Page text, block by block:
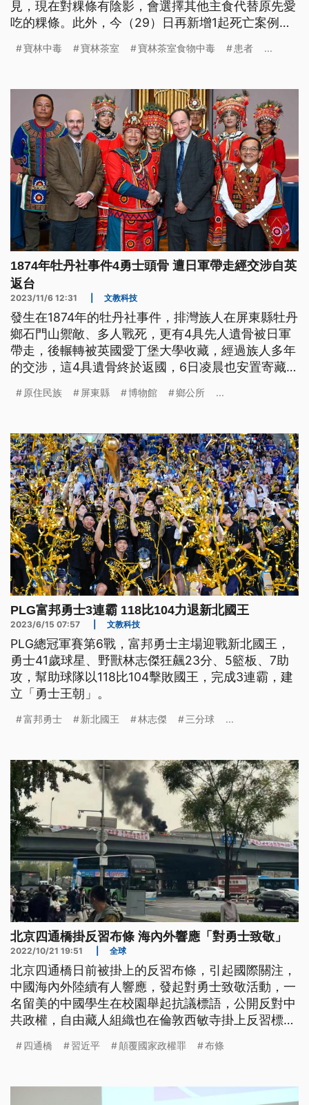
見，現在對粿條有陰影，會選擇其他主食代替原先愛
吃的粿條。此外，今（29）日再新增1起死亡案例，
寶林中毒 寶林茶室 寶林茶室食物中毒 患者 ...
1874年牡丹社事件4勇士頭骨 遭日軍帶走經交涉自英
返台
2023/11/6 12:31 文教科技
發生在1874年的牡丹社事件，排灣族人在屏東縣牡丹
鄉石門山禦敵、多人戰死，更有4具先人遺骨被日軍
帶走，後輾轉被英國愛丁堡大學收藏，經過族人多年
的交涉，這4具遺骨終於返國，6日凌晨也安置寄藏在
上國際返還祖先遺骨的首例。
原住民族 屏東縣 博物館 鄉公所 ...
PLG富邦勇士3連霸 118比104力退新北國王
2023/6/15 07:57 文教科技
PLG總冠軍賽第6戰，富邦勇士主場迎戰新北國王，
勇士41歲球星、野獸林志傑狂飆23分、5籃板、7助
攻，幫助球隊以118比104擊敗國王，完成3連霸，建
立「勇士王朝」。
富邦勇士 新北國王 林志傑 三分球 ...
北京四通橋掛反習布條 海內外響應「對勇士致敬」
2022/10/21 19:51 全球
北京四通橋日前被掛上的反習布條，引起國際關注，
中國海內外陸續有人響應，發起對勇士致敬活動，一
名留美的中國學生在校園舉起抗議標語，公開反對中
共政權，自由藏人組織也在倫敦西敏寺掛上反習標
喚或拘留，更展開嚴厲的網路審查。
四通橋 習近平 顛覆國家政權罪 布條